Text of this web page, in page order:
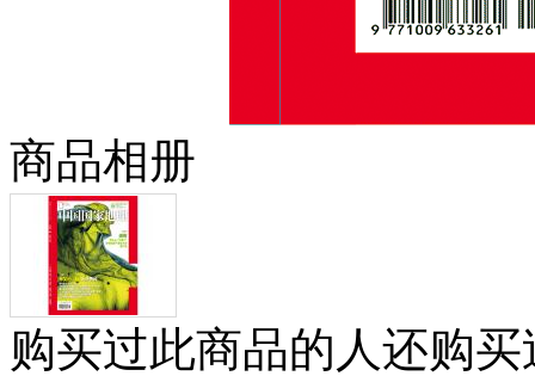
商品相册
购买过此商品的人还购买